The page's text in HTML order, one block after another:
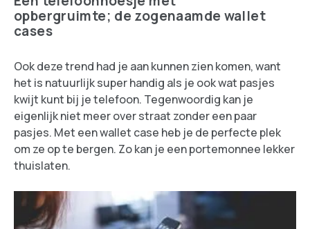
opbergruimte; de zogenaamde wallet
cases
Ook deze trend had je aan kunnen zien komen, want
het is natuurlijk super handig als je ook wat pasjes
kwijt kunt bij je telefoon. Tegenwoordig kan je
eigenlijk niet meer over straat zonder een paar
pasjes. Met een wallet case heb je de perfecte plek
om ze op te bergen. Zo kan je een portemonnee lekker
thuislaten.